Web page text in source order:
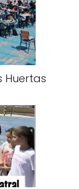
Huertas